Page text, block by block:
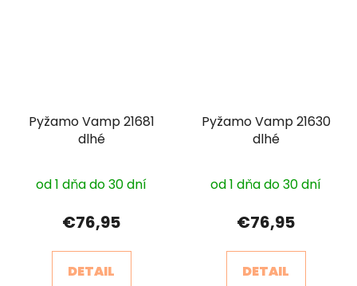
Pyžamo Vamp 21681
dlhé
od 1 dňa do 30 dní
€76,95
DETAIL
Pyžamo Vamp 21630
dlhé
od 1 dňa do 30 dní
€76,95
DETAIL